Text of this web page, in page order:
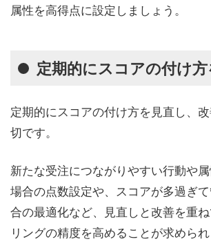
属性を高得点に設定しましょう。
定期的にスコアの付け
定期的にスコアの付け方を見直し、
切です。
新たな受注につながりやすい行動や
場合の点数設定や、スコアが多過ぎ
合の最適化など、見直しと改善を重
リングの精度を高めることが求められ